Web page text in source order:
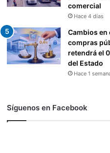
comercial
Hace 4 días
Cambios en
compras
retendrá el
del Estado
Hace 1
Síguenos en Facebook